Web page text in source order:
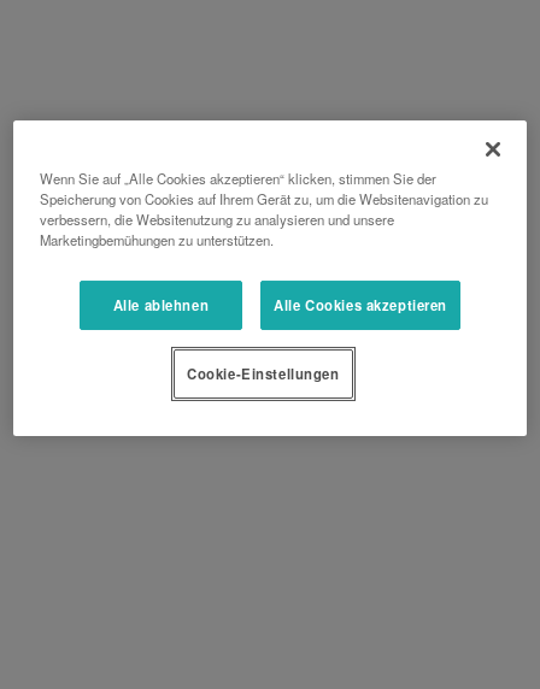
Wenn Sie auf „Alle Cookies akzeptieren“ klicken, stimmen Sie der
Speicherung von Cookies auf Ihrem Gerät zu, um die Websitenavigation zu
verbessern, die Websitenutzung zu analysieren und unsere
Marketingbemühungen zu unterstützen.
Alle ablehnen Alle Cookies akzeptieren
Cookie-Einstellungen